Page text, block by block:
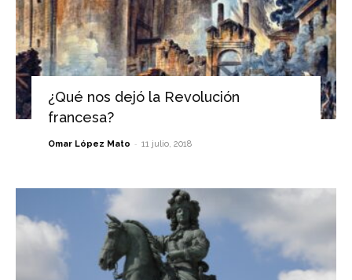
¿Qué nos dejó la Revolución
francesa?
Omar López Mato - 11 julio, 2018